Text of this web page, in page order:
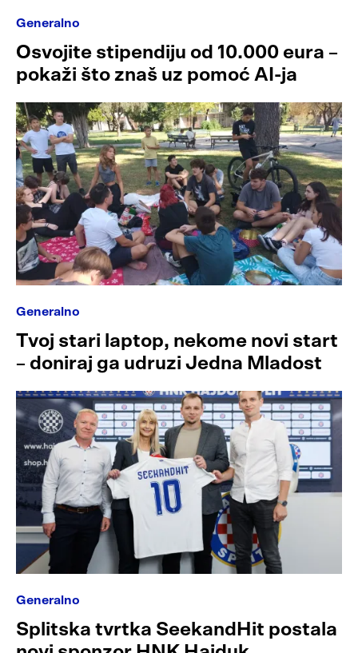
Generalno
Osvojite stipendiju od 10.000 eura –
pokaži što znaš uz pomoć AI-ja
Generalno
Tvoj stari laptop, nekome novi start
– doniraj ga udruzi Jedna Mladost
Generalno
Splitska tvrtka SeekandHit postala